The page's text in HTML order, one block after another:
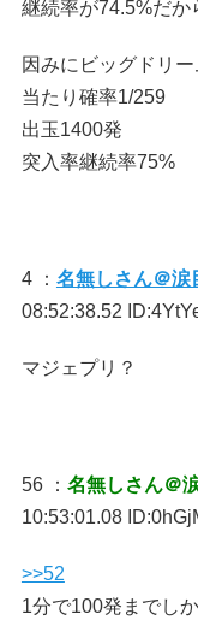
継続率が74.5%だか
因みにビッグドリ
当たり確率1/259
出玉1400発
突入率継続率75%
4 ： 名無しさん＠涙
08:52:38.52
マジェプリ？
56 ： 名無しさん＠
10:53:01.08
>>52
1分で100発までし